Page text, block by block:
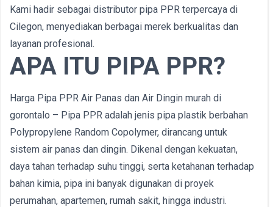
Kami hadir sebagai distributor pipa PPR terpercaya di
Cilegon, menyediakan berbagai merek berkualitas dan
layanan profesional.
APA ITU PIPA PPR?
Harga Pipa PPR Air Panas dan Air Dingin murah di
gorontalo – Pipa PPR adalah jenis pipa plastik berbahan
Polypropylene Random Copolymer, dirancang untuk
sistem air panas dan dingin. Dikenal dengan kekuatan,
daya tahan terhadap suhu tinggi, serta ketahanan terhadap
bahan kimia, pipa ini banyak digunakan di proyek
perumahan, apartemen, rumah sakit, hingga industri.